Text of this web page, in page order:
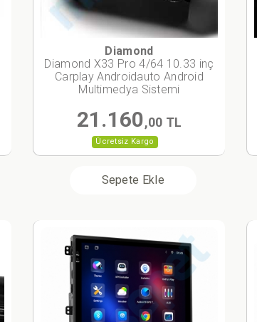
Ücretsiz Kargo
Diamond
Diamond X33 Pro 4/64 10.33 inç
Carplay Androidauto Android
Multimedya Sistemi
21.160,00 TL
Sepete Ekle